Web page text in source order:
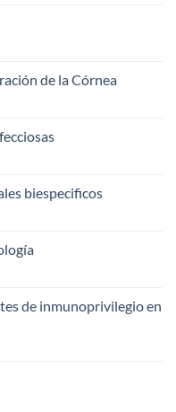
de la Córnea
biespecificos
de inmunoprivilegio en